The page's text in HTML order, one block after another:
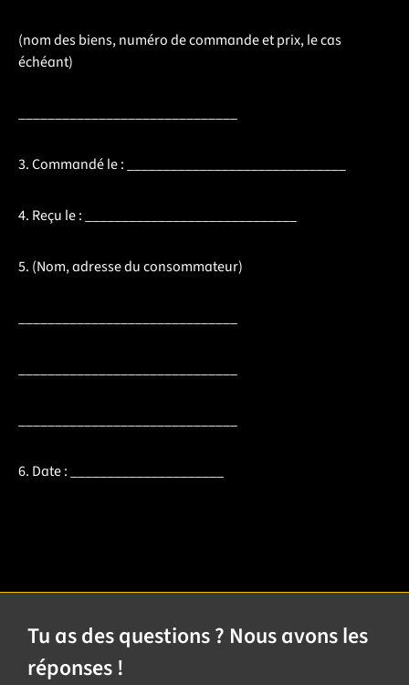
(nom des biens, numéro de commande et prix, le cas
échéant)
3. Commandé le : ______________________________
4. Reçu le : _____________________________
5. (Nom, adresse du consommateur)
6. Date : _____________________
Tu as des questions ? Nous avons les
réponses !